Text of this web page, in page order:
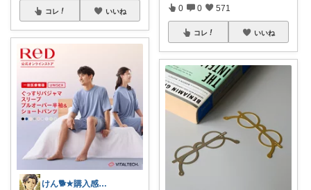
コレ いいね
けん🐕★購入感謝です★（アイコン変更）
0 0 571
コレ いいね